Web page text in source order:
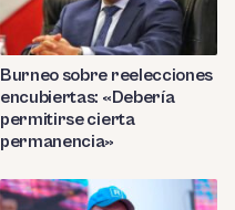
Burneo sobre reelecciones
encubiertas: «Debería
permitirse cierta
permanencia»